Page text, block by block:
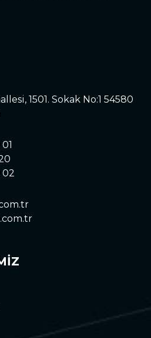
1501. Sokak No:1 54580
02